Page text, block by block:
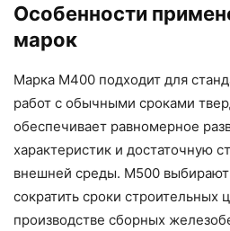
Особенности
марок
Марка М400 подходит для
работ с обычными сроками
обеспечивает равномерное
характеристик и достаточную
внешней среды. М500 выбирают
сократить сроки строительных
производстве сборных